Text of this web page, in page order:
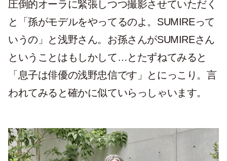
圧倒的オーラに緊張しつつ撮影させていただく
と「孫がモデルをやってるのよ。SUMIREって
いうの」と浅野さん。お孫さんがSUMIREさん
ということはもしかして…とたずねてみると
「息子は俳優の浅野忠信です」とにっこり。言
われてみると確かに似ていらっしゃいます。